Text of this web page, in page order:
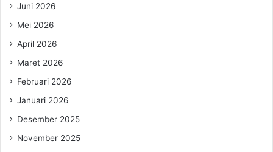
Juni 2026
Mei 2026
April 2026
Maret 2026
Februari 2026
Januari 2026
Desember 2025
November 2025